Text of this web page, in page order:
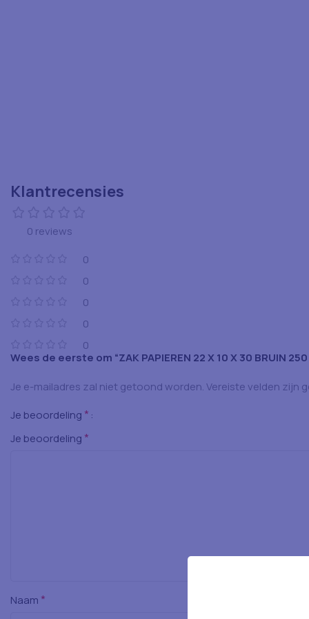
Klantrecensies
0 reviews
0
0
0
0
0
Wees de eerste om “ZAK PAPIEREN 22 X 10 X 30 BRUIN
Je e-mailadres zal niet getoond worden.Vereiste velden zijn
Je beoordeling *
Je beoordeling *
Naam *